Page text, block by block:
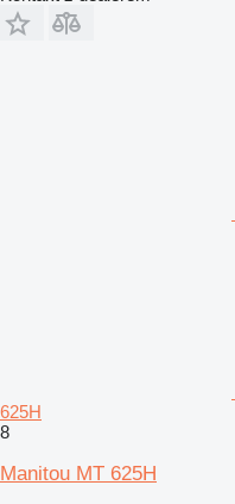
625H
8
Manitou MT 625H